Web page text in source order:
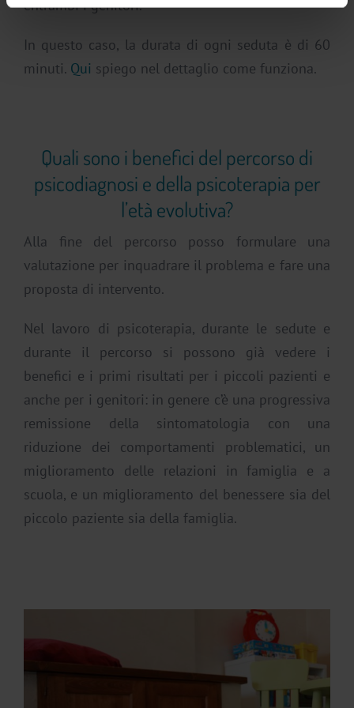
entrambi i genitori.
In questo caso, la durata di ogni seduta è di 60
minuti. Qui spiego nel dettaglio come funziona.
Quali sono i benefici del percorso di
psicodiagnosi e della psicoterapia per
l’età evolutiva?
Alla fine del percorso posso formulare una
valutazione per inquadrare il problema e fare una
proposta di intervento.
Nel lavoro di psicoterapia, durante le sedute e
durante il percorso si possono già vedere i
benefici e i primi risultati per i piccoli pazienti e
anche per i genitori: in genere c’è una progressiva
remissione della sintomatologia con una
riduzione dei comportamenti problematici, un
miglioramento delle relazioni in famiglia e a
scuola, e un miglioramento del benessere sia del
piccolo paziente sia della famiglia.